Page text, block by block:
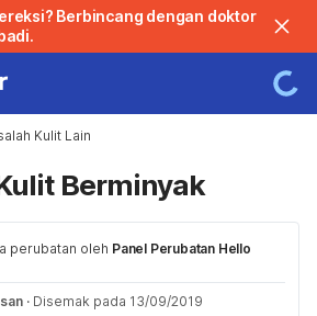
Berbincang dengan doktor
Kulit Lain
Berminyak
perubatan oleh Panel Perubatan Hello
· Disemak pada 13/09/2019